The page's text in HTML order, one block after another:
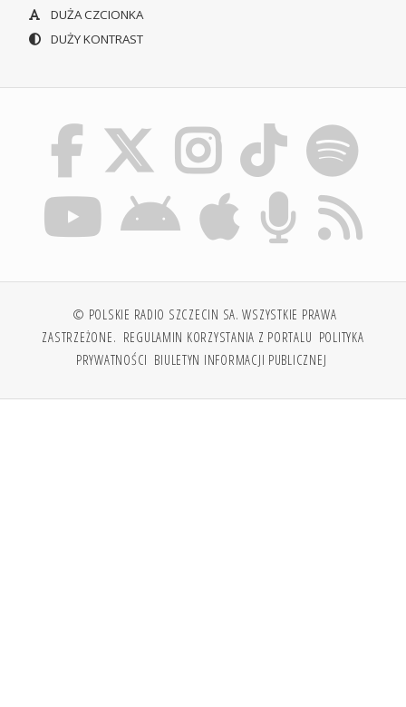
DUŻA CZCIONKA
DUŻY KONTRAST
© POLSKIE RADIO SZCZECIN SA. WSZYSTKIE PRAWA
ZASTRZEŻONE. REGULAMIN KORZYSTANIA Z PORTALU POLITYKA
PRYWATNOŚCI BIULETYN INFORMACJI PUBLICZNEJ